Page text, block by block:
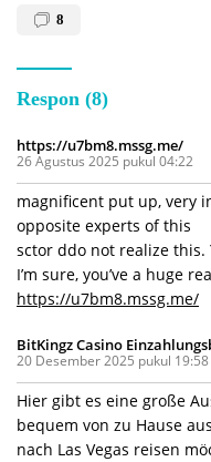
8
Respon (8)
https://u7bm8.mssg.me/
26 Agustus 2025 pukul 04:22
magnificent put up, very
opposite experts of this
sctor ddo not realize
I’m sure, you’ve a huge
https://u7bm8.mssg.me/
BitKingz Casino
20 Desember 2025 pukul 19:58
Hier gibt es eine große
bequem von zu Hause
nach Las Vegas reisen